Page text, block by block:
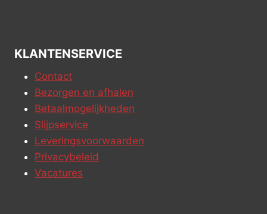
KLANTENSERVICE
Contact
Bezorgen en afhalen
Betaalmogelijkheden
Slijpservice
Leveringsvoorwaarden
Privacybeleid
Vacatures